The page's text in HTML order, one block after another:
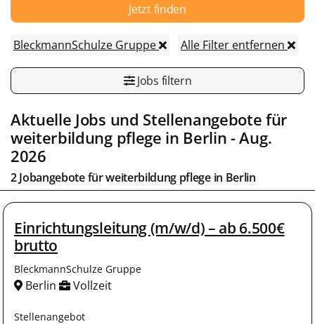
Jetzt finden
BleckmannSchulze Gruppe Alle Filter entfernen
Jobs filtern
Aktuelle Jobs und Stellenangebote für
weiterbildung pflege in Berlin- Aug.
2026
2 Jobangebote für weiterbildung pflege in Berlin
Einrichtungsleitung (m/w/d) – ab 6.500€
brutto
BleckmannSchulze Gruppe
Berlin Vollzeit
Stellenangebot